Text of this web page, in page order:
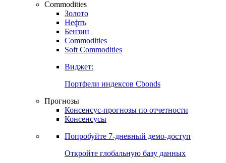
Commodities
Золото
Нефть
Бензин
Commodities
Soft Commodities
Виджет:
Портфели индексов Cbonds
Прогнозы
Консенсус-прогнозы по отчетности
Консенсусы
Попробуйте 7-дневный демо-доступ
Откройте глобальную базу данных